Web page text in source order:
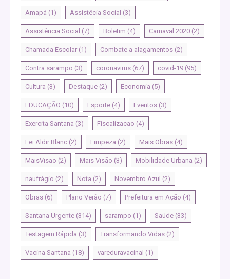
Amapá (1) Assistêcia Social (3)
Assistência Social (7) Boletim (4) Carnaval 2020 (2)
Chamada Escolar (1) Combate a alagamentos (2)
Contra sarampo (3) coronavirus (67) covid-19 (95)
Cultura (3) Destaque (2) Economia (5)
EDUCAÇÃO (10) Esporte (4) Eventos (3)
Exercita Santana (3) Fiscalizacao (4)
Lei Aldir Blanc (2) Limpeza (2) Mais Obras (4)
MaisVisao (2) Mais Visão (3) Mobilidade Urbana (2)
naufrágio (2) Nota (2) Novembro Azul (2)
Obras (6) Plano Verão (7) Prefeitura em Ação (4)
Santana Urgente (314) sarampo (1) Saúde (33)
Testagem Rápida (3) Transformando Vidas (2)
Vacina Santana (18) vareduravacinal (1)